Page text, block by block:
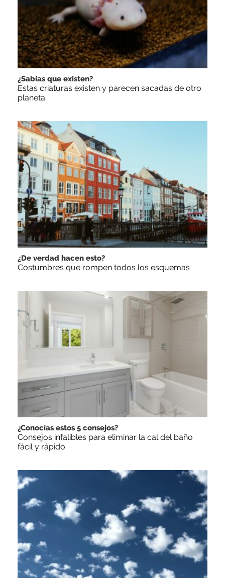
¿Sabías que existen?
Estas criaturas existen y parecen sacadas de otro
planeta
¿De verdad hacen esto?
Costumbres que rompen todos los esquemas
¿Conocías estos 5 consejos?
Consejos infalibles para eliminar la cal del baño
fácil y rápido